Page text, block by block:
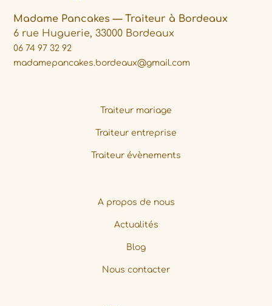
Madame Pancakes — Traiteur à Bordeaux
6 rue Huguerie, 33000 Bordeaux
06 74 97 32 92
madamepancakes.bordeaux@gmail.com
Traiteur mariage
Traiteur entreprise
Traiteur évènements
A propos de nous
Actualités
Blog
Nous contacter